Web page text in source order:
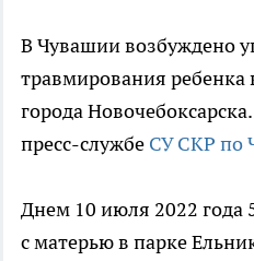
В Чувашии возбуждено
травмирования
города
пресс-службе СУ СКР по
Днем 10 июля 2022 года
с матерью в парке